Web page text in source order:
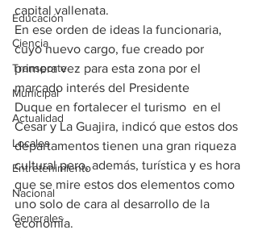
Educación
Ciencia
Transporte
Municipal
Actualidad
Locales
Entretenimiento
Nacional
Generales
capital vallenata.
En ese orden de ideas la funcionaria,
cuyo nuevo cargo, fue creado por
primera vez para esta zona por el
marcado interés del Presidente
Duque en fortalecer el turismo  en el
Cesar y La Guajira, indicó que estos dos
departamentos tienen una gran riqueza
cultural pero, además, turística y es hora
que se mire estos dos elementos como
uno solo de cara al desarrollo de la
economía.